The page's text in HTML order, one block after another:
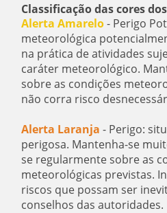
Classificação das cores
Alerta Amarelo- Perigo
meteorológica
na prática de atividades
caráter meteorológico.
sobre as condições
não corra risco
Alerta Laranja - Perigo:
perigosa. Mantenha-se
se regularmente sobre as
meteorológicas previstas.
riscos que possam ser
conselhos das autoridades.